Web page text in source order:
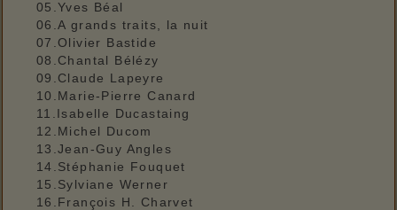
05.Yves Béal
06.A grands traits, la nuit
07.Olivier Bastide
08.Chantal Bélézy
09.Claude Lapeyre
10.Marie-Pierre Canard
11.Isabelle Ducastaing
12.Michel Ducom
13.Jean-Guy Angles
14.Stéphanie Fouquet
15.Sylviane Werner
16.François H. Charvet